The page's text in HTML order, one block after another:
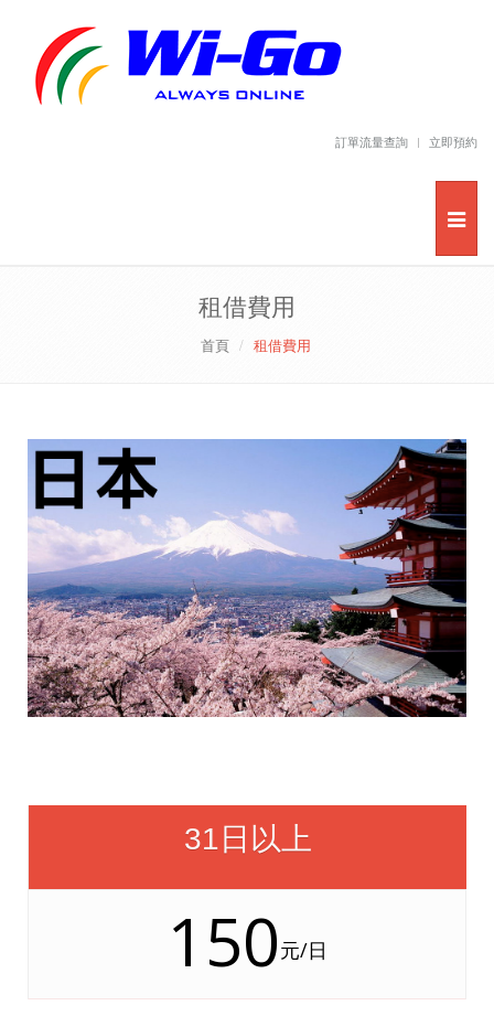
訂單流量查詢 立即預約
租借費用
首頁 租借費用
31日以上
150元/日